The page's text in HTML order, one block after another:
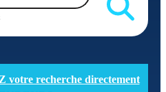
votre recherche directement